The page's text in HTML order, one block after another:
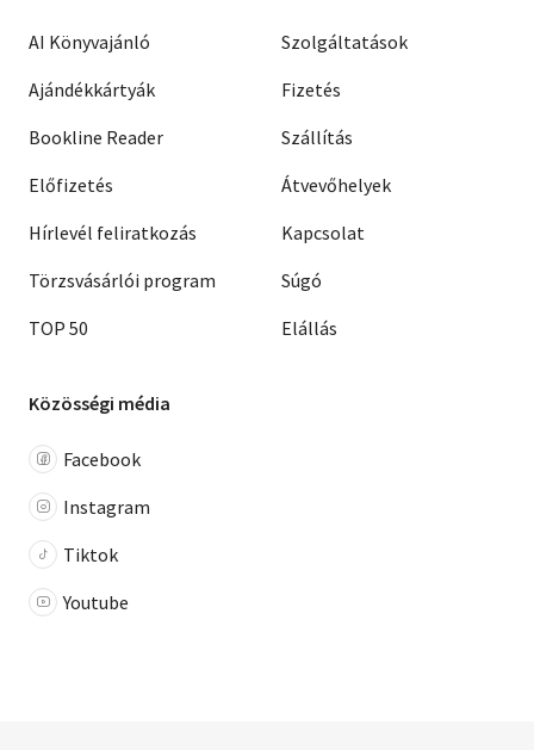
AI Könyvajánló
Ajándékkártyák
Bookline Reader
Előfizetés
Hírlevél feliratkozás
Törzsvásárlói program
TOP 50
Szolgáltatások
Fizetés
Szállítás
Átvevőhelyek
Kapcsolat
Súgó
Elállás
Közösségi média
Facebook
Instagram
Tiktok
Youtube